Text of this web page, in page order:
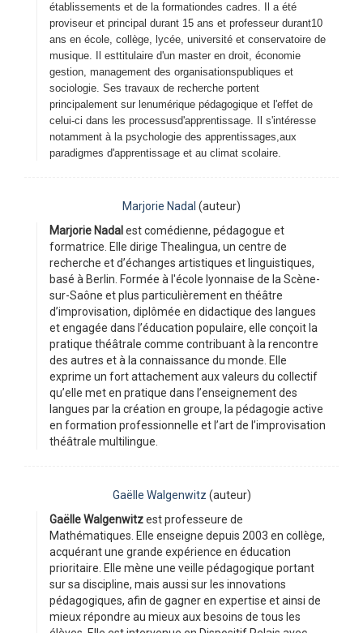
établissements et de la formationdes cadres. Il a été
proviseur et principal durant 15 ans et professeur durant10
ans en école, collège, lycée, université et conservatoire de
musique. Il esttitulaire d'un master en droit, économie
gestion, management des organisationspubliques et
sociologie. Ses travaux de recherche portent
principalement sur lenumérique pédagogique et l'effet de
celui-ci dans les processusd'apprentissage. Il s'intéresse
notamment à la psychologie des apprentissages,aux
paradigmes d'apprentissage et au climat scolaire.
Marjorie Nadal (auteur)
Marjorie Nadal est comédienne, pédagogue et
formatrice. Elle dirige Thealingua, un centre de
recherche et d’échanges artistiques et linguistiques,
basé à Berlin. Formée à l'école lyonnaise de la Scène-
sur-Saône et plus particulièrement en théâtre
d’improvisation, diplômée en didactique des langues
et engagée dans l’éducation populaire, elle conçoit la
pratique théâtrale comme contribuant à la rencontre
des autres et à la connaissance du monde. Elle
exprime un fort attachement aux valeurs du collectif
qu’elle met en pratique dans l’enseignement des
langues par la création en groupe, la pédagogie active
en formation professionnelle et l’art de l’improvisation
théâtrale multilingue.
Gaëlle Walgenwitz (auteur)
Gaëlle Walgenwitzest professeure de
Mathématiques. Elle enseigne depuis 2003 en collège,
acquérant une grande expérience en éducation
prioritaire. Elle mène une veille pédagogique portant
sur sa discipline, mais aussi sur les innovations
pédagogiques, afin de gagner en expertise et ainsi de
mieux répondre au mieux aux besoins de tous les